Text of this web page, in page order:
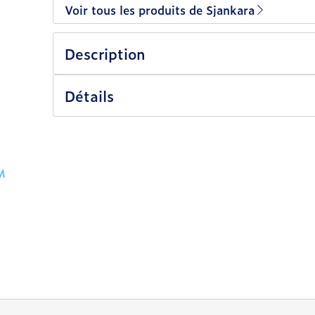
Voir tous les produits de Sjankara
Description
Détails
en carrousel